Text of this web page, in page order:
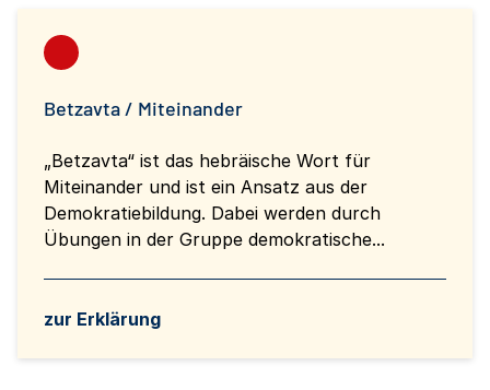
Betzavta / Miteinander
„Betzavta“ ist das hebräische Wort für
Miteinander und ist ein Ansatz aus der
Demokratiebildung. Dabei werden durch
Übungen in der Gruppe demokratische...
zur Erklärung